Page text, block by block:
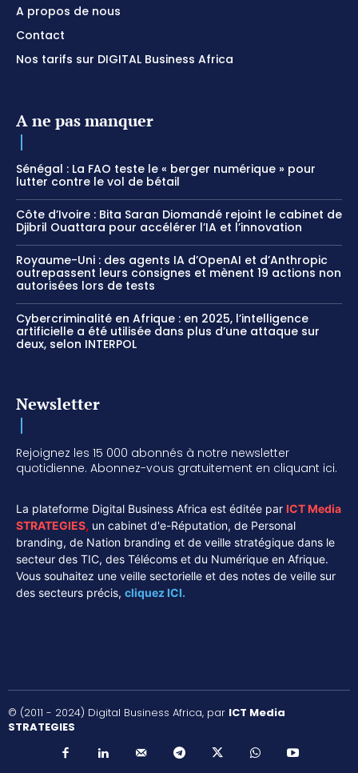
A propos de nous
Contact
Nos tarifs sur DIGITAL Business Africa
A ne pas manquer
Sénégal : La FAO teste le « berger numérique » pour
lutter contre le vol de bétail
Côte d’Ivoire : Bita Saran Diomandé rejoint le cabinet de
Djibril Ouattara pour accélérer l’IA et l’innovation
Royaume-Uni : des agents IA d’OpenAI et d’Anthropic
outrepassent leurs consignes et mènent 19 actions non
autorisées lors de tests
Cybercriminalité en Afrique : en 2025, l’intelligence
artificielle a été utilisée dans plus d’une attaque sur
deux, selon INTERPOL
Newsletter
Rejoignez les 15 000 abonnés à notre newsletter
quotidienne. Abonnez-vous gratuitement en cliquant ici.
La plateforme Digital Business Africa est éditée par ICT Media
STRATEGIES, un cabinet d'e-Réputation, de Personal
branding, de Nation branding et de veille stratégique dans le
secteur des TIC, des Télécoms et du Numérique en Afrique.
Vous souhaitez une veille sectorielle et des notes de veille sur
des secteurs précis, cliquez ICI.
© (2011 - 2024) Digital Business Africa, par ICT Media
STRATEGIES